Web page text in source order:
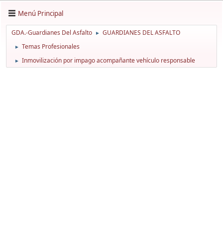
Menú Principal
GDA.-Guardianes Del Asfalto ► GUARDIANES DEL ASFALTO
► Temas Profesionales
► Inmovilización por impago acompañante vehículo responsable